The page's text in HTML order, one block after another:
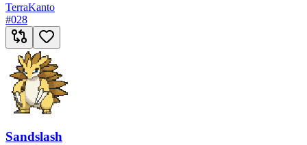
TerraKanto
#028
Sandslash